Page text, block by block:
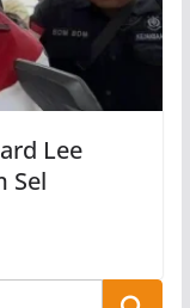
Lee
Sel